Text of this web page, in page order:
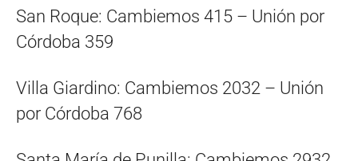
San Roque: Cambiemos 415 – Unión por
Córdoba 359
Villa Giardino: Cambiemos 2032 – Unión
por Córdoba 768